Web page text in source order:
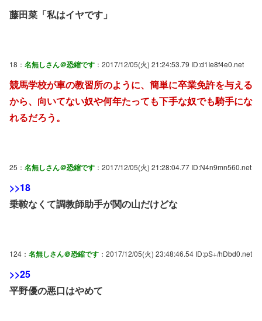
藤田菜「私はイヤです」
18： 名無しさん＠恐縮です ：2017/12/05(火) 21:24:53.79 ID:d1Ie8f4e0.net
競馬学校が車の教習所のように、簡単に卒業免許を与える
から、向いてない奴や何年たっても下手な奴でも騎手にな
れるだろう。
25： 名無しさん＠恐縮です ：2017/12/05(火) 21:28:04.77 ID:N4n9mn560.net
>>18
乗鞍なくて調教師助手が関の山だけどな
124： 名無しさん＠恐縮です ：2017/12/05(火) 23:48:46.54 ID:pS+/hDbd0.net
>>25
平野優の悪口はやめて